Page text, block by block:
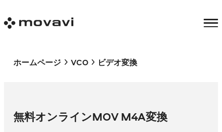
ホームページ VCO ビデオ変換
無料オンラインMOV M4A変換